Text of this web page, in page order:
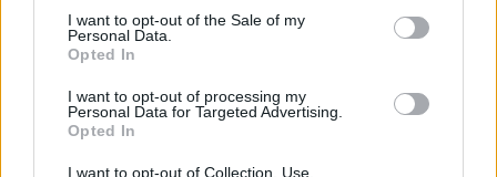
consent section.
I want to opt-out of the Sale of my
Personal Data.
Opted In
I want to opt-out of processing my
Personal Data for Targeted Advertising.
Opted In
I want to opt-out of Collection, Use,
μπόρες
ΔΕΛΤΙΟ ΤΥΠΟΥ